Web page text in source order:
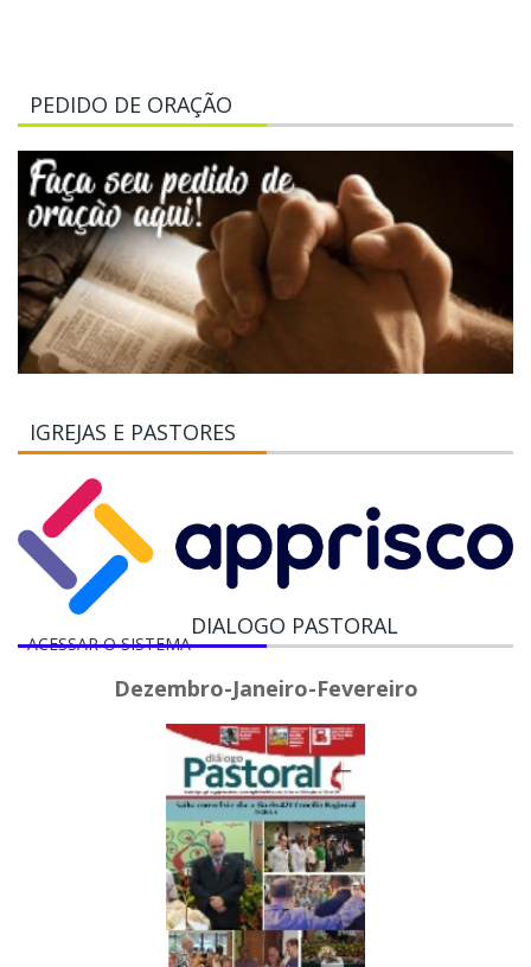
PEDIDO DE ORAÇÃO
IGREJAS E PASTORES
ACESSAR O SISTEMA
DIALOGO PASTORAL
Dezembro-Janeiro-Fevereiro